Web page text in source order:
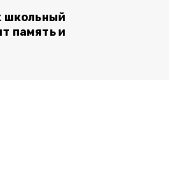
школьный
память и